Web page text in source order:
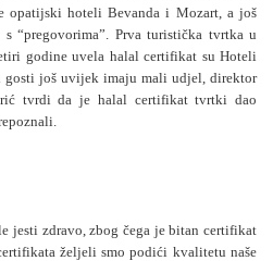
opatijski hoteli Bevanda i Mozart, a još
“pregovorima”. Prva turistička tvrtka u
godine uvela halal certifikat su Hoteli
gosti još uvijek imaju mali udjel, direktor
tvrdi da je halal certifikat tvrtki dao
jesti zdravo, zbog čega je bitan certifikat
željeli smo podići kvalitetu naše